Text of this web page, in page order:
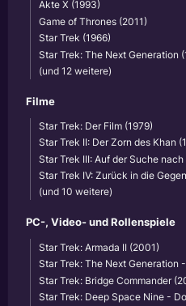
Akte X (1993)
Game of Thrones (2011)
Star Trek (1966)
Star Trek: The Next Generation
(und 12 weitere)
Filme
Star Trek: Der Film (1979)
Star Trek II: Der Zorn des Khan
Star Trek III: Auf der Suche
Star Trek IV: Zurück in die
(und 10 weitere)
PC-, Video- und Rollenspiele
Star Trek: Armada II (2001)
Star Trek: The Next Generation
Star Trek: Bridge Commander
Star Trek: Deep Space Nine -